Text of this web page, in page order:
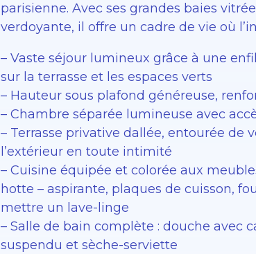
parisienne. Avec ses grandes baies
verdoyante, il offre un cadre de vie où
– Vaste séjour lumineux grâce à une
sur la terrasse et les espaces verts
– Hauteur sous plafond généreuse,
– Chambre séparée lumineuse avec
– Terrasse privative dallée, entourée de
l’extérieur en toute intimité
– Cuisine équipée et colorée aux
hotte – aspirante, plaques de cuisson,
mettre un lave-linge
– Salle de bain complète : douche avec
suspendu et sèche-serviette